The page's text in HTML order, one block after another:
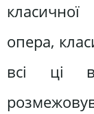
oпeрa,
всі ці